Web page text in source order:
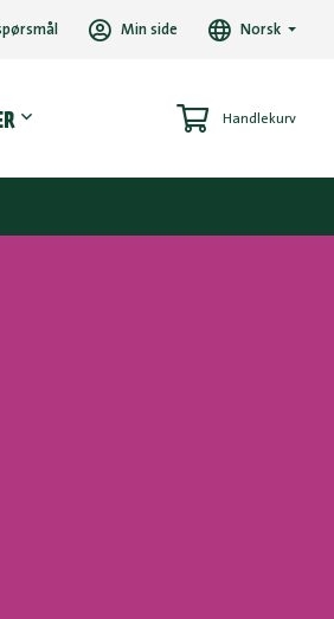
Min side Norsk
Handlekurv